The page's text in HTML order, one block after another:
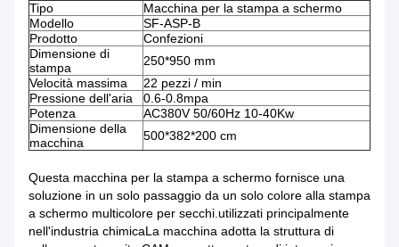
Tipo
Macchina per la stampa a schermo
Modello
SF-ASP-B
Prodotto
Confezioni
Dimensione di
stampa
250*950 mm
Velocità massima
22 pezzi / min
Pressione dell'aria
0.6-0.8mpa
Potenza
AC380V 50/60Hz 10-40Kw
Dimensione della
macchina
500*382*200 cm
Questa macchina per la stampa a schermo fornisce una
soluzione in un solo passaggio da un solo colore alla stampa
a schermo multicolore per secchi.utilizzati principalmente
nell'industria chimicaLa macchina adotta la struttura di